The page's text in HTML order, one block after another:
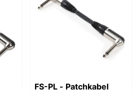
FS-PL - Patchkabel